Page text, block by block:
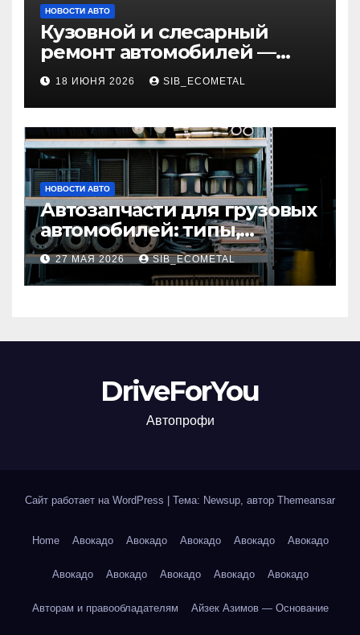
НОВОСТИ АВТО
Кузовной и слесарный
ремонт автомобилей —
наличие оригинальных
запчастей и типичные
сроки выполнения работ
18 ИЮНЯ 2026 SIB_ECOMETAL
НОВОСТИ АВТО
Автозапчасти для грузовых
автомобилей: типы,
совместимость и критерии
подбора
27 МАЯ 2026 SIB_ECOMETAL
DriveForYou
Автопрофи
Сайт работает на WordPress Тема: Newsup, автор Themeansar
Home Авокадо Авокадо Авокадо Авокадо Авокадо
Авокадо Авокадо Авокадо Авокадо Авокадо
Авторам и правообладателям Айзек Азимов — Основание